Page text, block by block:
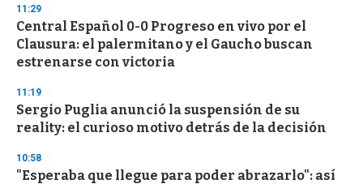
d
s
o
f
3
s
e
c
o
d
s
11:29
Central Español 0-0 Progreso en vivo por el
Clausura: el palermitano y el Gaucho buscan
estrenarse con victoria
11:19
Sergio Puglia anunció la suspensión de su
reality: el curioso motivo detrás de la decisión
10:58
"Esperaba que llegue para poder abrazarlo": así